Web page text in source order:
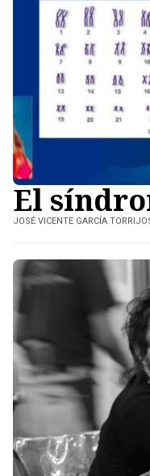
El
JOSÉ VICENTE GARCÍA